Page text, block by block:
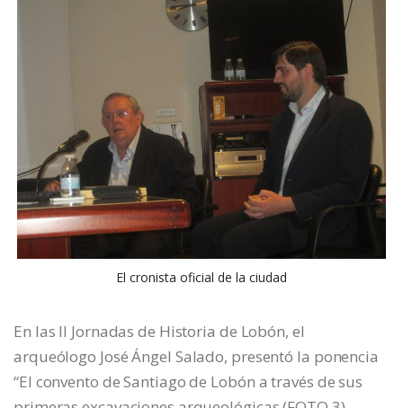
El cronista oficial de la ciudad
En las II Jornadas de Historia de Lobón, el
arqueólogo José Ángel Salado, presentó la ponencia
“El convento de Santiago de Lobón a través de sus